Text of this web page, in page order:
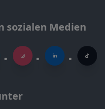
sozialen Medien